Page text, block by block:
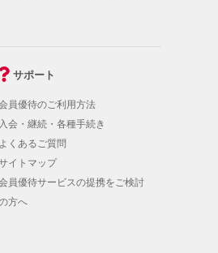
サポート
員優待のご利用方法
入会・継続・各種手続き
よくあるご質問
イトマップ
員優待サービスの提携をご検討
方へ